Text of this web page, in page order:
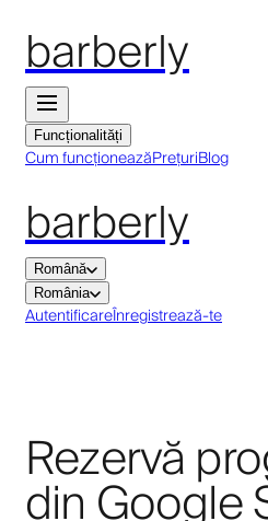
barberly
Funcționalități
Cum funcționeazăPrețuriBlog
barberly
Română
România
AutentificareÎnregistrează-te
Rezervă
din Google